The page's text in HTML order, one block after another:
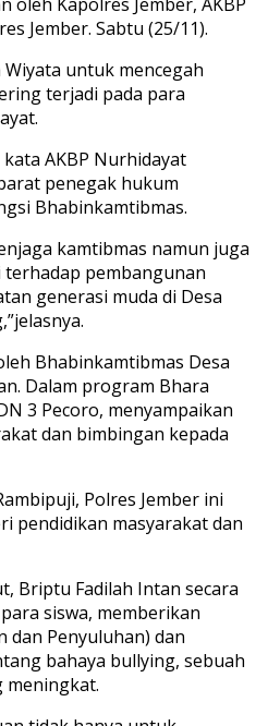
Jember. Sabtu (25/11).
untuk mencegah
terjadi pada para
AKBP Nurhidayat
penegak hukum
Bhabinkamtibmas.
kamtibmas namun juga
pembangunan
generasi muda di Desa
Bhabinkamtibmas Desa
Dalam program Bhara
3 Pecoro, menyampaikan
dan bimbingan kepada
Polres Jember ini
pendidikan masyarakat dan
Briptu Fadilah Intan secara
siswa, memberikan
dan Penyuluhan) dan
bahaya bullying, sebuah
meningkat.